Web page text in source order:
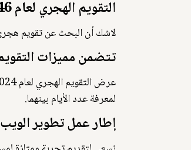
التقويم الهجري لعام 1446 - 1447 الموافق عام 2025 ميلاديًا.
لاشك أن البحث عن تقويم
تتضمن مميزات
لمعرفة عدد الأيام بينهما.
إطار عمل تطوير